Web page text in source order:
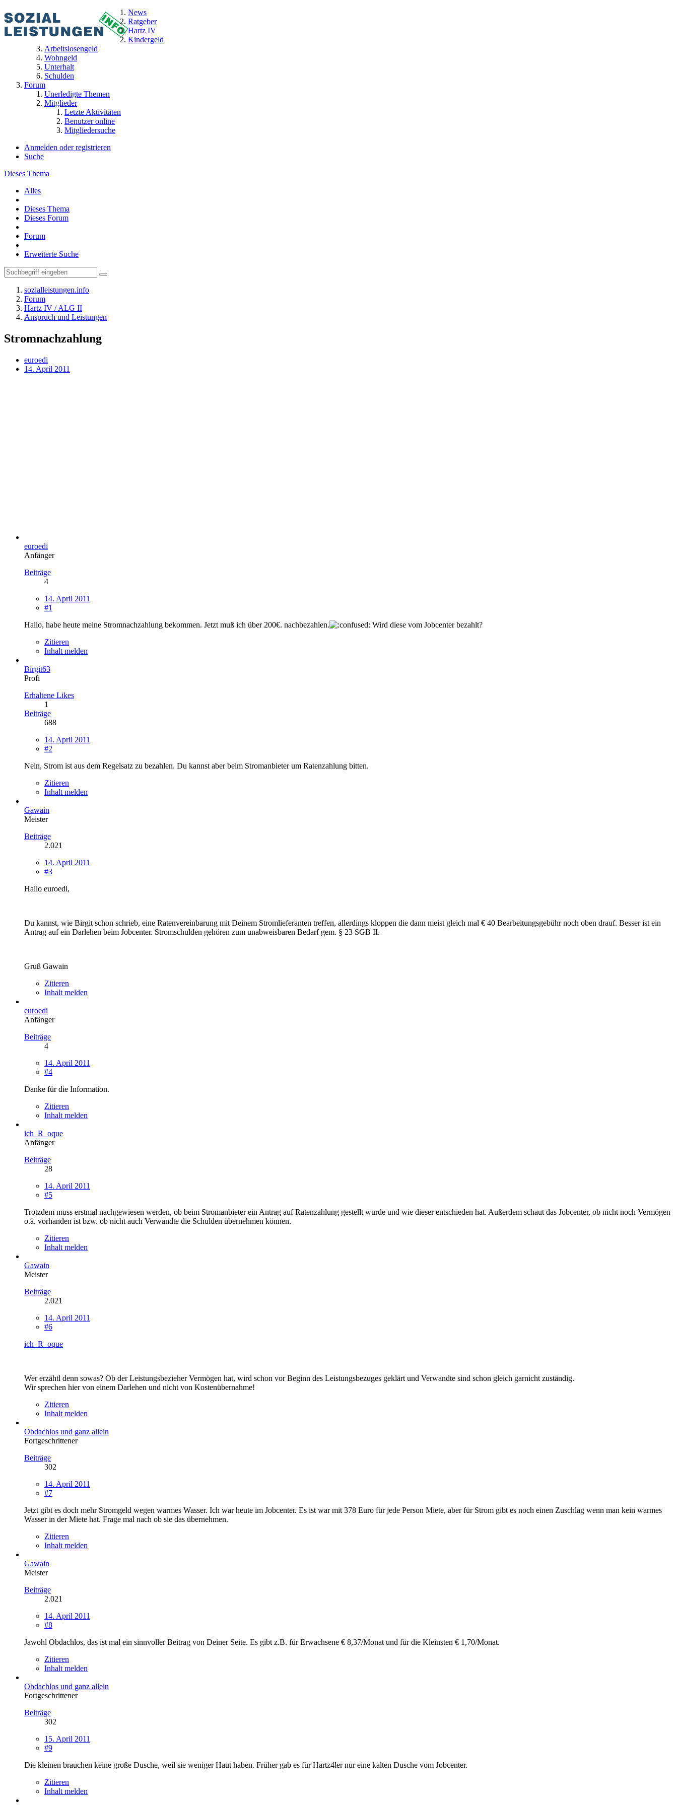
News
Ratgeber
Hartz IV
Kindergeld
Arbeitslosengeld
Wohngeld
Unterhalt
Schulden
Forum
Unerledigte Themen
Mitglieder
Letzte Aktivitäten
Benutzer online
Mitgliedersuche
Anmelden oder registrieren
Suche
Dieses Thema
Alles
Dieses Thema
Dieses Forum
Forum
Erweiterte Suche
sozialleistungen.info
Forum
Hartz IV / ALG II
Anspruch und Leistungen
Stromnachzahlung
euroedi
14. April 2011
euroedi
Anfänger
Beiträge
4
14. April 2011
#1
Hallo, habe heute meine Stromnachzahlung bekommen. Jetzt muß ich über 200€. nachbezahlen.
Wird diese vom Jobcenter bezahlt?
Zitieren
Inhalt melden
Birgit63
Profi
Erhaltene Likes
1
Beiträge
688
14. April 2011
#2
Nein, Strom ist aus dem Regelsatz zu bezahlen. Du kannst aber beim Stromanbieter um Ratenzahlung bitten.
Zitieren
Inhalt melden
Gawain
Meister
Beiträge
2.021
14. April 2011
#3
Hallo euroedi,
Du kannst, wie Birgit schon schrieb, eine Ratenvereinbarung mit Deinem Stromlieferanten treffen, allerdings kloppen die dann meist gleich mal € 40 Bearbeitungsgebühr noch oben drauf. Besser ist ein
Antrag auf ein Darlehen beim Jobcenter. Stromschulden gehören zum unabweisbaren Bedarf gem. § 23 SGB II.
Gruß Gawain
Zitieren
Inhalt melden
euroedi
Anfänger
Beiträge
4
14. April 2011
#4
Danke für die Information.
Zitieren
Inhalt melden
ich_R_oque
Anfänger
Beiträge
28
14. April 2011
#5
Trotzdem muss erstmal nachgewiesen werden, ob beim Stromanbieter ein Antrag auf Ratenzahlung gestellt wurde und wie dieser entschieden hat. Außerdem schaut das Jobcenter, ob nicht noch Vermögen
o.ä. vorhanden ist bzw. ob nicht auch Verwandte die Schulden übernehmen können.
Zitieren
Inhalt melden
Gawain
Meister
Beiträge
2.021
14. April 2011
#6
ich_R_oque
Wer erzähtl denn sowas? Ob der Leistungsbezieher Vermögen hat, wird schon vor Beginn des Leistungsbezuges geklärt und Verwandte sind schon gleich garnicht zuständig.
Wir sprechen hier von einem Darlehen und nicht von Kostenübernahme!
Zitieren
Inhalt melden
Obdachlos und ganz allein
Fortgeschrittener
Beiträge
302
14. April 2011
#7
Jetzt gibt es doch mehr Stromgeld wegen warmes Wasser. Ich war heute im Jobcenter. Es ist war mit 378 Euro für jede Person Miete, aber für Strom gibt es noch einen Zuschlag wenn man kein warmes
Wasser in der Miete hat. Frage mal nach ob sie das übernehmen.
Zitieren
Inhalt melden
Gawain
Meister
Beiträge
2.021
14. April 2011
#8
Jawohl Obdachlos, das ist mal ein sinnvoller Beitrag von Deiner Seite. Es gibt z.B. für Erwachsene € 8,37/Monat und für die Kleinsten € 1,70/Monat.
Zitieren
Inhalt melden
Obdachlos und ganz allein
Fortgeschrittener
Beiträge
302
15. April 2011
#9
Die kleinen brauchen keine große Dusche, weil sie weniger Haut haben. Früher gab es für Hartz4ler nur eine kalten Dusche vom Jobcenter.
Zitieren
Inhalt melden